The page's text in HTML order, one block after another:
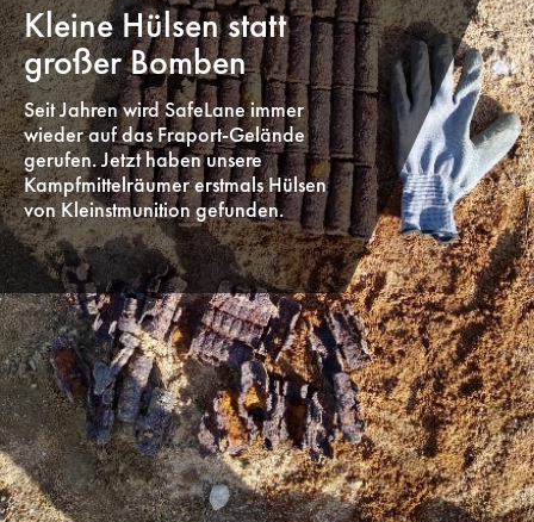
Kleine Hülsen statt
großer Bomben
Seit Jahren wird SafeLane immer
wieder auf das Fraport-Gelände
gerufen. Jetzt haben unsere
Kampfmittelräumer erstmals Hülsen
von Kleinstmunition gefunden.